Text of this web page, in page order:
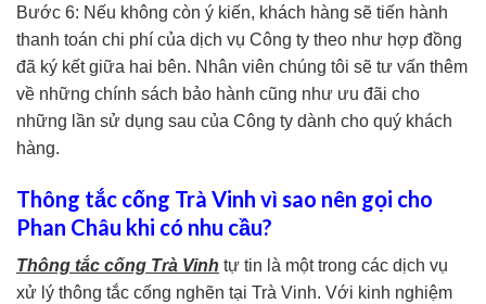
Bước 6: Nếu không còn ý kiến, khách hàng sẽ tiến hành
thanh toán chi phí của dịch vụ Công ty theo như hợp đồng
đã ký kết giữa hai bên. Nhân viên chúng tôi sẽ tư vấn thêm
về những chính sách bảo hành cũng như ưu đãi cho
những lần sử dụng sau của Công ty dành cho quý khách
hàng.
Thông tắc cống Trà Vinh vì sao nên gọi cho
Phan Châu khi có nhu cầu?
Thông tắc cống Trà Vinh tự tin là một trong các dịch vụ
xử lý thông tắc cống nghẽn tại Trà Vinh. Với kinh nghiệm